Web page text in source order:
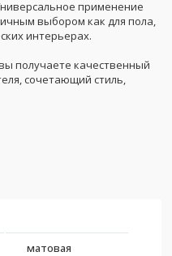
применение
выбором как для пола,
интерьерах.
вы получаете качественный
сочетающий стиль,
матовая